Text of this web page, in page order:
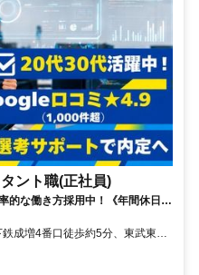
ント職(正社員)
な働き方採用中！《年間休日
成増4番口徒歩約5分、東武東上
楽町線 地下鉄赤塚1番口徒歩約